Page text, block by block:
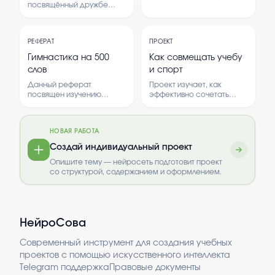
посвящённый дружбе
культурные особенности
и история народов
Рассматриваются
исторические примеры и
современные
особенности
дипломатической
деятельности.
РЕФЕРАТ
Гимнастика на 500
слов
Данный реферат
посвящен изучению
физической активности. В
основные виды
гимнастики, их история и
значение для здоровья
человека. Также
обсуждается влияние
гимнастики на
гимнастики заключается в
укреплять тело, развивать
гибкость и выносливость,
улучшению общего
ПРОЕКТ
Как совмещать учебу
и спорт
Проект изучает, как
эффективно сочетать
Рассматриваются
достижения успехов в
обеих сферах.
НОВАЯ РАБОТА
Создай индивидуальный проект
Опишите тему — нейросеть подготовит проект
со структурой, содержанием и оформлением.
НейроСова
Современный инструмент для создания учебных
проектов с помощью искусственного интеллекта
Telegram поддержка Правовые документы